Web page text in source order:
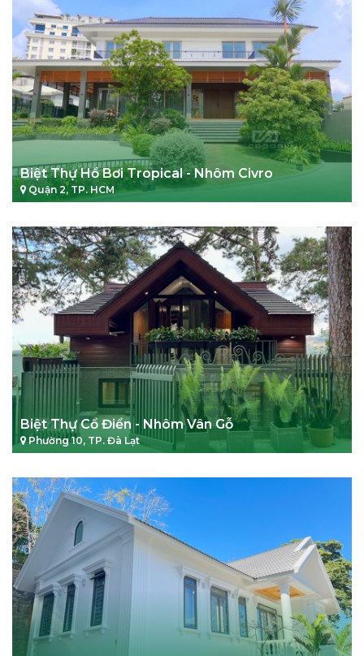
Biệt Thự Hồ Bơi Tropical - Nhôm Civro
Quận 2, TP. HCM
Biệt Thự Cổ Điển - Nhôm Vân Gỗ
Phường 10, TP. Đà Lạt